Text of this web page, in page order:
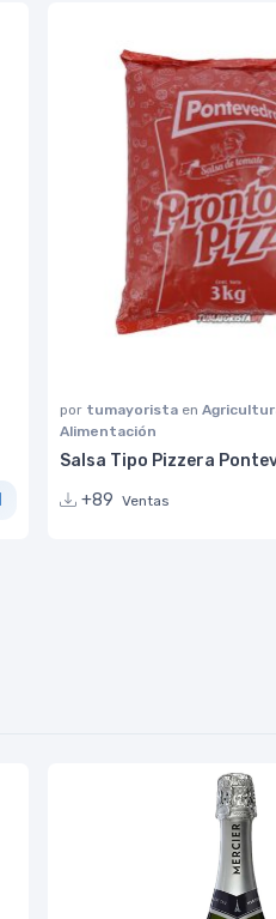
por tumayorista en
Alimentación
Salsa Tipo Pizzera
+89 Ventas